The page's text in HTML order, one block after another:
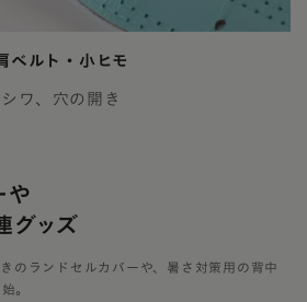
ベルト・小ヒモ
シワ、穴の開き
や
グッズ
のランドセルカバーや、暑さ対策用の背中
。